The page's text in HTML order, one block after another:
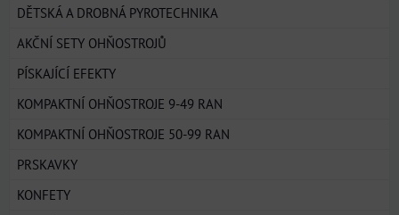
DĚTSKÁ A DROBNÁ PYROTECHNIKA
AKČNÍ SETY OHŇOSTROJŮ
PÍSKAJÍCÍ EFEKTY
KOMPAKTNÍ OHŇOSTROJE 9-49 RAN
KOMPAKTNÍ OHŇOSTROJE 50-99 RAN
PRSKAVKY
KONFETY